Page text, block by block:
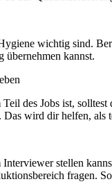
wichtig sind.
übernehmen kannst.
des Jobs ist,
Das wird dir helfen,
stellen
fragen.